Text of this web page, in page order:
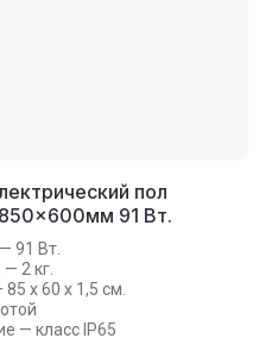
пол
91 Вт.
91 Вт.
2 кг.
х 60 х 1,5 см.
— класс IP65